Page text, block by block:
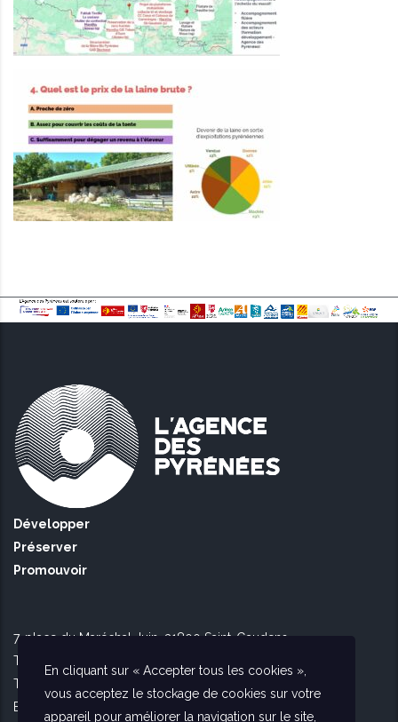
Développer
Préserver
Promouvoir
7, place du Maréchal Juin, 31800 Saint-Gaudens
Tél Toulouse : 09 51 90 16 56
Tél Saint Gaudens : 09 73 56 26 02
E-mail :
En cliquant sur « Accepter tous les cookies »,
vous acceptez le stockage de cookies sur votre
appareil pour améliorer la navigation sur le site,